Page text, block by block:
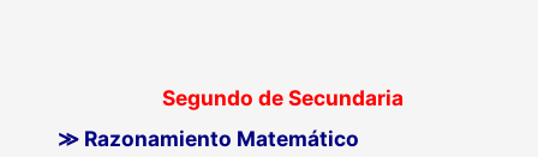
Segundo de Secundaria
≫ Razonamiento Matemático